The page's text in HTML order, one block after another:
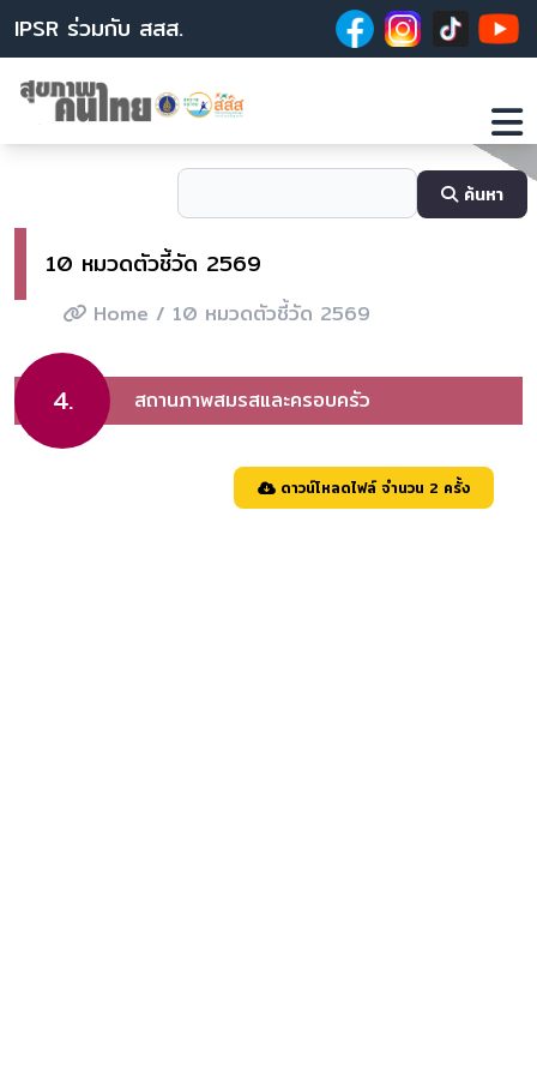
IPSR ร่วมกับ สสส.
ค้นหา
10 หมวดตัวชี้วัด 2569
Home / 10 หมวดตัวชี้วัด 2569
4. สถานภาพสมรสและครอบครัว
ดาวน์โหลดไฟล์ จำนวน 2 ครั้ง